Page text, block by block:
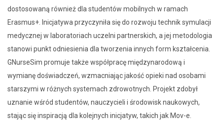
dostosowaną również dla studentów mobilnych w ramach
Erasmus+. Inicjatywa przyczyniła się do rozwoju technik symulacji
medycznej w laboratoriach uczelni partnerskich, a jej metodologia
stanowi punkt odniesienia dla tworzenia innych form kształcenia.
GNurseSim promuje także współpracę międzynarodową i
wymianę doświadczeń, wzmacniając jakość opieki nad osobami
starszymi w różnych systemach zdrowotnych. Projekt zdobył
uznanie wśród studentów, nauczycieli i środowisk naukowych,
stając się inspiracją dla kolejnych inicjatyw, takich jak Mov-e.